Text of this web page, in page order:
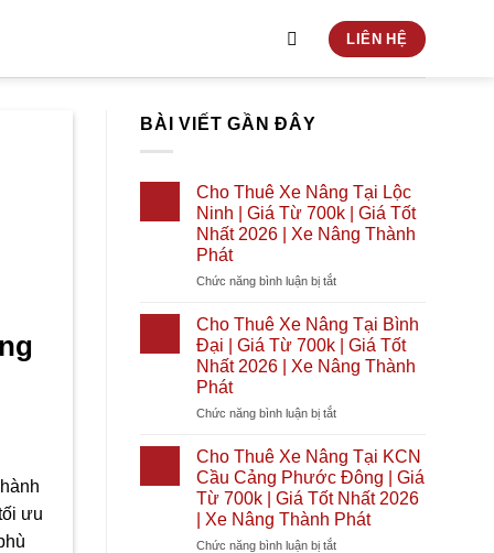
LIÊN HỆ
ưu
BÀI VIẾT GẦN ĐÂY
Cho Thuê Xe Nâng Tại Lộc
Ninh | Giá Từ 700k | Giá Tốt
Nhất 2026 | Xe Nâng Thành
Phát
Chức năng bình luận bị tắtở
Thuê
Xe
Nâng
Tại
Ninh
Giá
Từ
700k
Giá
Tốt
Cho Thuê Xe Nâng Tại Bình
Đại | Giá Từ 700k | Giá Tốt
Nhất 2026 | Xe Nâng Thành
Phát
Chức năng bình luận bị tắtở
Thuê
Xe
Nâng
Tại
Bình
Đại
Cho Thuê Xe Nâng Tại KCN
Cầu Cảng Phước Đông | Giá
Từ 700k | Giá Tốt Nhất 2026
| Xe Nâng Thành Phát
Chức năng bình luận bị tắtở